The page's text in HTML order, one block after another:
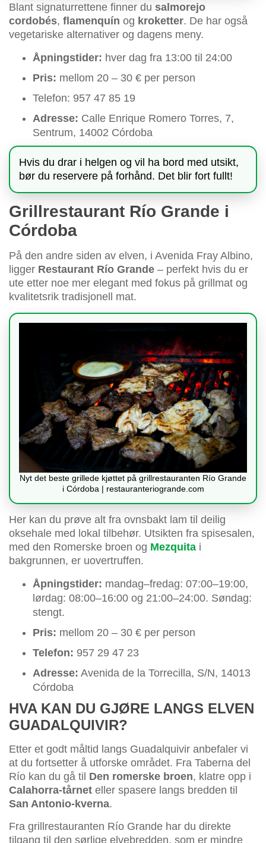
Blant signaturrettene finner du salmorejo
cordobés, flamenquín og kroketter. De har også
vegetariske alternativer og dagens meny.
Åpningstider: hver dag fra 13:00 til 24:00
Pris: mellom 20 – 30 € per person
Telefon: 957 47 85 19
Adresse: Calle Enrique Romero Torres, 7,
Sentrum, 14002 Córdoba
Hvis du drar i helgen og vil ha bord med utsikt,
bør du reservere på forhånd. Det blir fort fullt!
Grillrestaurant Río Grande i
Córdoba
På den andre siden av elven, i Avenida Fray Albino,
ligger Restaurant Río Grande – perfekt hvis du er
ute etter noe mer elegant med fokus på grillmat og
kvalitetsrik tradisjonell mat.
Nyt det beste grillede kjøttet på grillrestauranten Río Grande
i Córdoba | restauranteriogrande.com
Her kan du prøve alt fra ovnsbakt lam til deilig
oksehale med lokal tilbehør. Utsikten fra spisesalen,
med den Romerske broen og Mezquita i
bakgrunnen, er uovertruffen.
Åpningstider: mandag–fredag: 07:00–19:00,
lørdag: 08:00–16:00 og 21:00–24:00. Søndag:
stengt.
Pris: mellom 20 – 30 € per person
Telefon: 957 29 47 23
Adresse: Avenida de la Torrecilla, S/N, 14013
Córdoba
HVA KAN DU GJØRE LANGS ELVEN
GUADALQUIVIR?
Etter et godt måltid langs Guadalquivir anbefaler vi
at du fortsetter å utforske området. Fra Taberna del
Río kan du gå til Den romerske broen, klatre opp i
Calahorra-tårnet eller spasere langs bredden til
San Antonio-kverna.
Fra grillrestauranten Río Grande har du direkte
tilgang til den sørlige elvebredden, som er mindre